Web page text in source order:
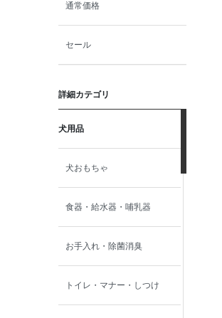
通常価格
セール
詳細カテゴリ
犬用品
犬おもちゃ
食器・給水器・哺乳器
お手入れ・除菌消臭
トイレ・マナー・しつけ